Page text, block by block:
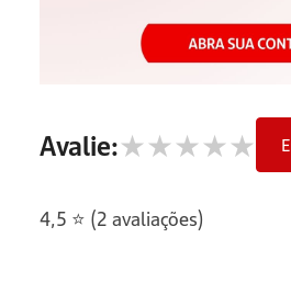
Avalie: ★
★
★
★
★
4,5 ⭐ (2 avaliações)